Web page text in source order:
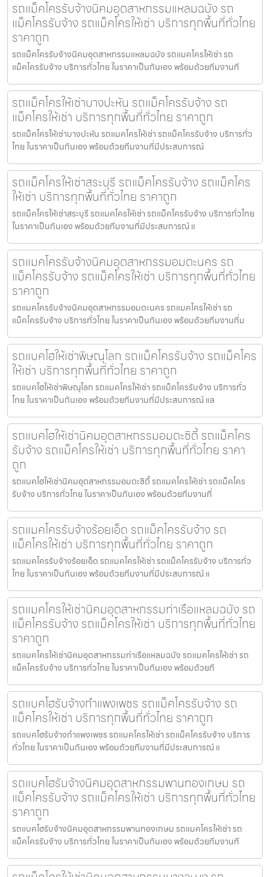
รถแม็คโครรับจ้างนิคมอุตสาหกรรมแหลมฉบัง รถ
แม็คโครรับจ้าง รถแม็คโครให้เช่า บริการทุกพื้นที่ทั่วไทย
ราคาถูก
รถแม็คโครรับจ้างนิคมอุตสาหกรรมแหลมฉบัง รถแมคโครให้เช่า รถ
แม็คโครรับจ้าง บริการทั่วไทย ในราคาเป็นกันเอง พร้อมด้วยทีมงานที
รถแม็คโครให้เช่าบางปะหัน รถแม็คโครรับจ้าง รถ
แม็คโครให้เช่า บริการทุกพื้นที่ทั่วไทย ราคาถูก
รถแม็คโครให้เช่าบางปะหัน รถแมคโครให้เช่า รถแม็คโครรับจ้าง บริการทั่ว
ไทย ในราคาเป็นกันเอง พร้อมด้วยทีมงานที่มีประสบการณ์
รถแม็คโครให้เช่าสระบุรี รถแม็คโครรับจ้าง รถแม็คโคร
ให้เช่า บริการทุกพื้นที่ทั่วไทย ราคาถูก
รถแม็คโครให้เช่าสระบุรี รถแมคโครให้เช่า รถแม็คโครรับจ้าง บริการทั่วไทย
ในราคาเป็นกันเอง พร้อมด้วยทีมงานที่มีประสบการณ์ แ
รถแมคโครรับจ้างนิคมอุตสาหกรรมอมตะนคร รถ
แม็คโครรับจ้าง รถแม็คโครให้เช่า บริการทุกพื้นที่ทั่วไทย
ราคาถูก
รถแมคโครรับจ้างนิคมอุตสาหกรรมอมตะนคร รถแมคโครให้เช่า รถ
แม็คโครรับจ้าง บริการทั่วไทย ในราคาเป็นกันเอง พร้อมด้วยทีมงานที่ม
รถแบคโฮให้เช่าพิษณุโลก รถแม็คโครรับจ้าง รถแม็คโคร
ให้เช่า บริการทุกพื้นที่ทั่วไทย ราคาถูก
รถแบคโฮให้เช่าพิษณุโลก รถแมคโครให้เช่า รถแม็คโครรับจ้าง บริการทั่ว
ไทย ในราคาเป็นกันเอง พร้อมด้วยทีมงานที่มีประสบการณ์ แล
รถแบคโฮให้เช่านิคมอุตสาหกรรมอมตะซิตี้ รถแม็คโคร
รับจ้าง รถแม็คโครให้เช่า บริการทุกพื้นที่ทั่วไทย ราคา
ถูก
รถแบคโฮให้เช่านิคมอุตสาหกรรมอมตะซิตี้ รถแมคโครให้เช่า รถแม็คโคร
รับจ้าง บริการทั่วไทย ในราคาเป็นกันเอง พร้อมด้วยทีมงานที่
รถแมคโครรับจ้างร้อยเอ็ด รถแม็คโครรับจ้าง รถ
แม็คโครให้เช่า บริการทุกพื้นที่ทั่วไทย ราคาถูก
รถแมคโครรับจ้างร้อยเอ็ด รถแมคโครให้เช่า รถแม็คโครรับจ้าง บริการทั่ว
ไทย ในราคาเป็นกันเอง พร้อมด้วยทีมงานที่มีประสบการณ์ แ
รถแมคโครให้เช่านิคมอุตสาหกรรมท่าเรือแหลมฉบัง รถ
แม็คโครรับจ้าง รถแม็คโครให้เช่า บริการทุกพื้นที่ทั่วไทย
ราคาถูก
รถแมคโครให้เช่านิคมอุตสาหกรรมท่าเรือแหลมฉบัง รถแมคโครให้เช่า รถ
แม็คโครรับจ้าง บริการทั่วไทย ในราคาเป็นกันเอง พร้อมด้วยที
รถแบคโฮรับจ้างกำแพงเพชร รถแม็คโครรับจ้าง รถ
แม็คโครให้เช่า บริการทุกพื้นที่ทั่วไทย ราคาถูก
รถแบคโฮรับจ้างกำแพงเพชร รถแมคโครให้เช่า รถแม็คโครรับจ้าง บริการ
ทั่วไทย ในราคาเป็นกันเอง พร้อมด้วยทีมงานที่มีประสบการณ์ แ
รถแบคโฮรับจ้างนิคมอุตสาหกรรมพานทองเกษม รถ
แม็คโครรับจ้าง รถแม็คโครให้เช่า บริการทุกพื้นที่ทั่วไทย
ราคาถูก
รถแบคโฮรับจ้างนิคมอุตสาหกรรมพานทองเกษม รถแมคโครให้เช่า รถ
แม็คโครรับจ้าง บริการทั่วไทย ในราคาเป็นกันเอง พร้อมด้วยทีมงานที